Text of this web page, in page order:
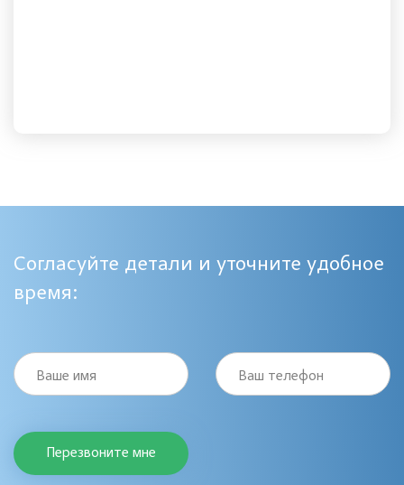
Согласуйте детали и уточните удобное
время:
Ваше имя Ваш телефон